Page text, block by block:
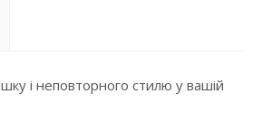
і неповторного стилю у вашій